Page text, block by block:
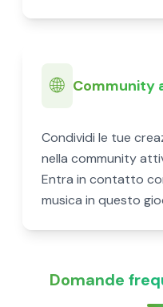
🌐 Community
Condividi le tue
nella community
Entra in contatto
musica in questo
Domande